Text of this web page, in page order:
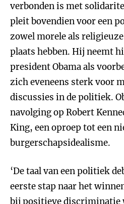
verbonden is met
pleit bovendien voor een
zowel morele als
plaats hebben. Hij neemt
president Obama als
zich eveneens sterk voor
discussies in de politiek.
navolging op Robert
King, een oproep tot een
burgerschapsidealisme.
‘De taal van een politiek
eerste stap naar het
bij positieve discriminatie